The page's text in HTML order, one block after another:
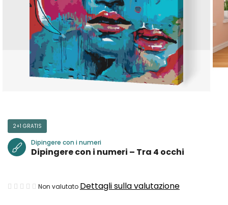
2+1 GRATIS
Dipingere con i numeri
Dipingere con i numeri – Tra 4 occhi
La
Non valutato Dettagli sulla valutazione